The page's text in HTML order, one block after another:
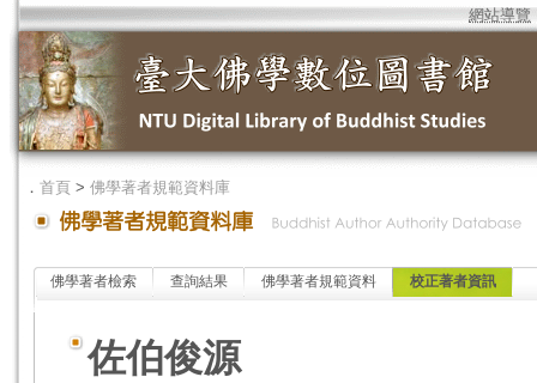
網站導覽
． 首頁 > 佛學著者規範資料庫
佛學著者檢索 查詢結果 佛學著者規範資料 校正著者資訊
佐伯俊源